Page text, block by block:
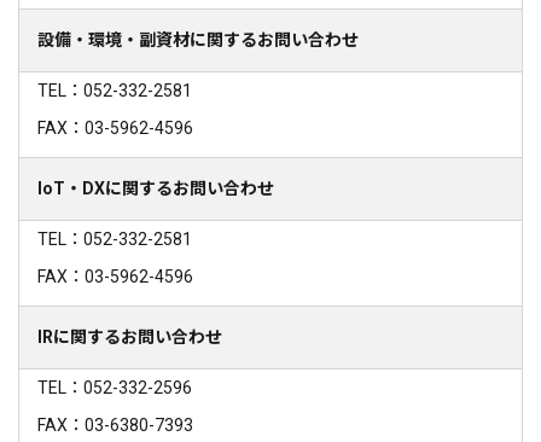
設備・環境・副資材に関するお問い合わせ
TEL：052-332-2581
FAX：03-5962-4596
IoT・DXに関するお問い合わせ
TEL：052-332-2581
FAX：03-5962-4596
IRに関するお問い合わせ
TEL：052-332-2596
FAX：03-6380-7393